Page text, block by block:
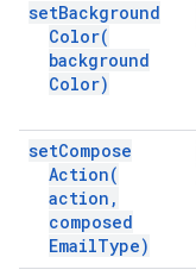
setBackground
Color(
background
Color)
setCompose
Action(
action ,
composed
EmailType)